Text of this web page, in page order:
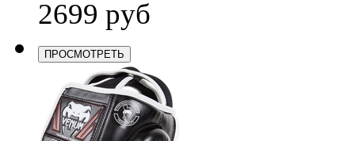
2699 руб
ПРОСМОТРЕТЬ